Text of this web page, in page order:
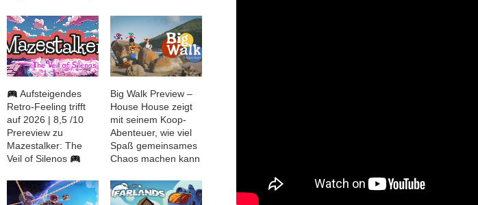
Aufsteigendes
Retro-Feeling trifft
auf 2026 | 8,5 /10
Prereview zu
Mazestalker: The
Veil of Silenos
Big Walk Preview –
House House zeigt
mit seinem Koop-
Abenteuer, wie viel
Spaß gemeinsames
Chaos machen kann